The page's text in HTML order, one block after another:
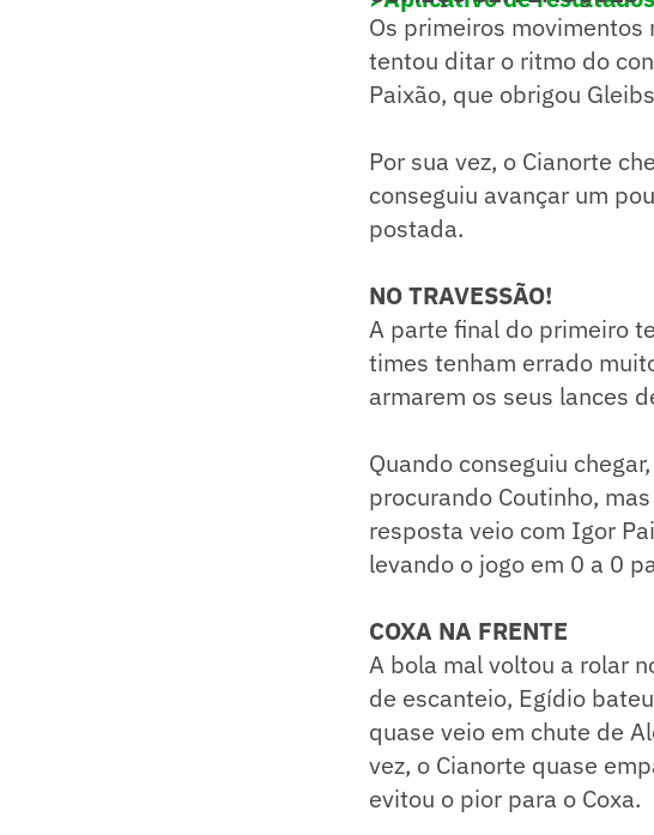
Os primeiros movimentos
tentou ditar o ritmo do
Paixão, que obrigou
Por sua vez, o Cianorte
conseguiu avançar um
postada.
NO TRAVESSÃO!
A parte final do primeiro
times tenham errado
armarem os seus lances
Quando conseguiu
procurando Coutinho,
resposta veio com Igor
levando o jogo em 0 a 0
COXA NA FRENTE
A bola mal voltou a rolar
de escanteio, Egídio
quase veio em chute de
vez, o Cianorte quase
evitou o pior para o Coxa.